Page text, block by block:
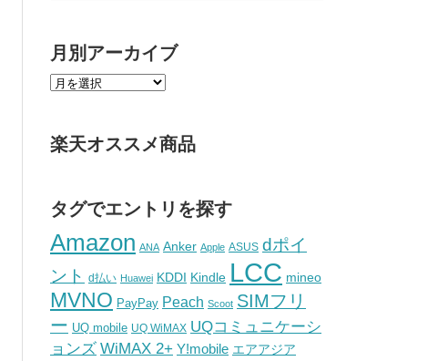
月別アーカイブ
楽天オススメ商品
タグでエントリを探す
Amazon ANA Anker Apple ASUS dポイ
ント
d払い Huawei KDDI Kindle LCC mineo
MVNO PayPay Peach Scoot SIMフリ
ー UQ mobile UQ WiMAX UQコミュニケーシ
ョンズ WiMAX 2+ Y!mobile エアアジア